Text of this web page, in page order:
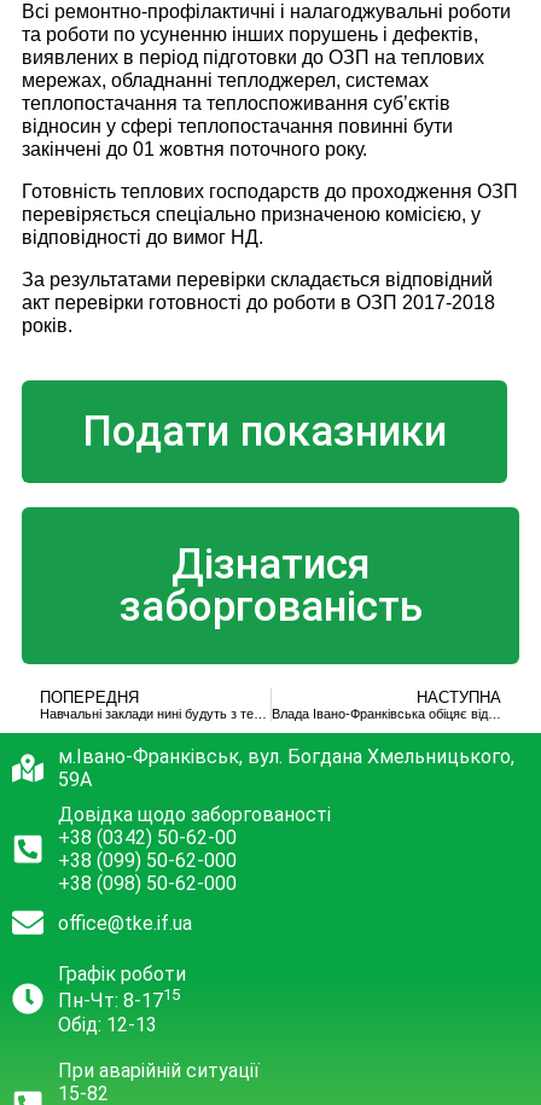
Всі ремонтно-профілактичні і налагоджувальні роботи
та роботи по усуненню інших порушень і дефектів,
виявлених в період підготовки до ОЗП на теплових
мережах, обладнанні теплоджерел, системах
теплопостачання та теплоспоживання суб’єктів
відносин у сфері теплопостачання повинні бути
закінчені до 01 жовтня поточного року.
Готовність теплових господарств до проходження ОЗП
перевіряється спеціально призначеною комісією, у
відповідності до вимог НД.
За результатами перевірки складається відповідний
акт перевірки готовності до роботи в ОЗП 2017-2018
років.
Подати показники
Дізнатися
заборгованість
ПОПЕРЕДНЯ НАСТУПНА
Влада Івано-Франківська обіцяє відновити теплопостачання у житло і навчальні заклади.
м.Івано-Франківськ, вул. Богдана Хмельницького,
59А
Довідка щодо заборгованості
+38 (0342) 50-62-00
+38 (099) 50-62-000
+38 (098) 50-62-000
office@tke.if.ua
Графік роботи
Пн-Чт: 8-1715
Обід: 12-13
При аварійній ситуації
15-82